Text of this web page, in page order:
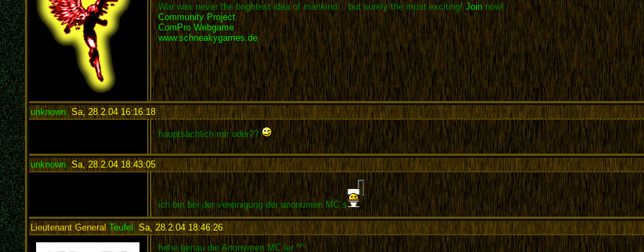
War was never the brightest idea of mankind... but surely the most exciting! Joinnow!
Community Project
ComPro Webgame
www.schneakygames.de
unknown,Sa, 28.2.04 16:16:18:
hauptsächlich mir oder??
unknown, Sa, 28.2.04 18:43:05:
ich bin bei der vereinigung der anonumen MC´s
Lieutenant General Teufel ,Sa, 28.2.04 18:46:26:
hehe genau die Anonymen MC ler ^^